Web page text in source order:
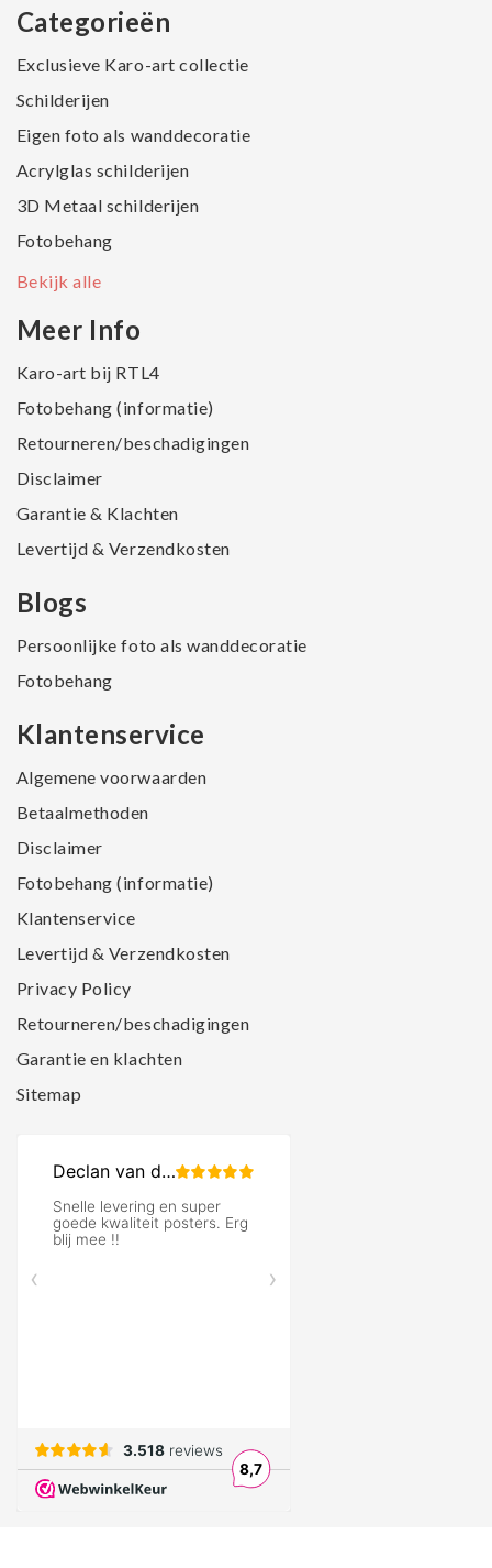
Categorieën
Exclusieve Karo-art collectie
Schilderijen
Eigen foto als wanddecoratie
Acrylglas schilderijen
3D Metaal schilderijen
Fotobehang
Bekijk alle
Meer Info
Karo-art bij RTL4
Fotobehang (informatie)
Retourneren/beschadigingen
Disclaimer
Garantie & Klachten
Levertijd & Verzendkosten
Blogs
Persoonlijke foto als wanddecoratie
Fotobehang
Klantenservice
Algemene voorwaarden
Betaalmethoden
Disclaimer
Fotobehang (informatie)
Klantenservice
Levertijd & Verzendkosten
Privacy Policy
Retourneren/beschadigingen
Garantie en klachten
Sitemap